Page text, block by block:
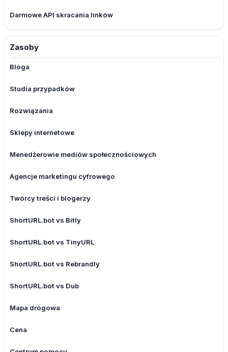
Darmowe API skracania linków
Zasoby
Bloga
Studia przypadków
Rozwiązania
Sklepy internetowe
Menedżerowie mediów społecznościowych
Agencje marketingu cyfrowego
Twórcy treści i blogerzy
ShortURL.bot vs Bitly
ShortURL.bot vs TinyURL
ShortURL.bot vs Rebrandly
ShortURL.bot vs Dub
Mapa drogowa
Cena